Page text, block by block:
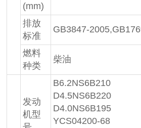
(mm)
排放
标准
GB3847-
燃料
种类
柴油
发动
机型
B6.2NS6B210
D4.5NS6B220
D4.0NS6B195
YCS04200-68